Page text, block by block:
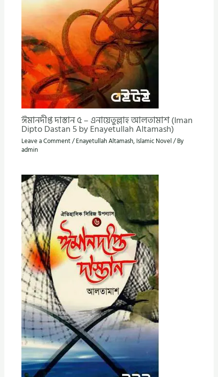
ঈমানদীপ্ত দাস্তান ৫ – এনায়েতুল্লাহ আলতামাশ (Iman
Dipto Dastan 5 by Enayetullah Altamash)
Leave a Comment/Enayetullah Altamash, Islamic Novel / By
admin